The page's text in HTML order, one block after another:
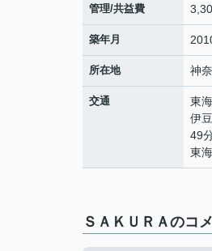
管理/共益費
築年月
所在地 神
交通 東
伊
49
東
ＳＡＫＵＲＡのコ